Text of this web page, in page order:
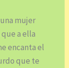
mujer
a ella
encanta el
que te